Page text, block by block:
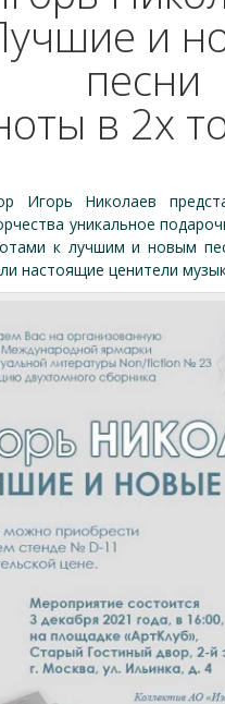
и
песни
в 2х
Игорь Николаев
уникальное
к лучшим и новым
настоящие ценители